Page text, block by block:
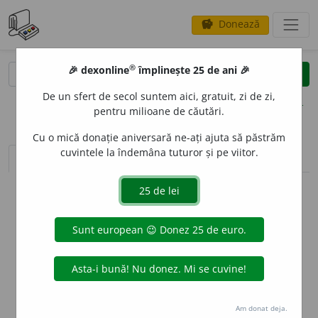
savings Donează
clear
opțiuni
sinteza definițiilor (1) definiții (1) declinări
info
Aceste definiții sunt compilate de
echipa dexonline. Definițiile
originale se află pe filadefiniții.
preferințe
🎉 dexonline® împlinește 25 de ani 🎉
De un sfert de secol suntem aici, gratuit, zi de zi,
pentru milioane de căutări.
Cu o mică donație aniversară ne-ați ajuta să păstrăm
cuvintele la îndemâna tuturor și pe viitor.
Am donat deja.